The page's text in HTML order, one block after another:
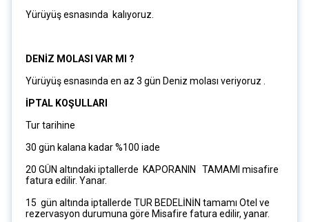
Yürüyüş esnasında kalıyoruz.
DENİZ MOLASI VAR MI ?
Yürüyüş esnasında en az 3 gün Deniz molası veriyoruz .
İPTAL KOŞULLARI
Tur tarihine
30 gün kalana kadar %100 iade
20 GÜN altındaki iptallerde KAPORANIN TAMAMI misafire
fatura edilir. Yanar.
15 gün altında iptallerde TUR BEDELİNİN tamamı Otel ve
rezervasyon durumuna göre Misafire fatura edilir, yanar.